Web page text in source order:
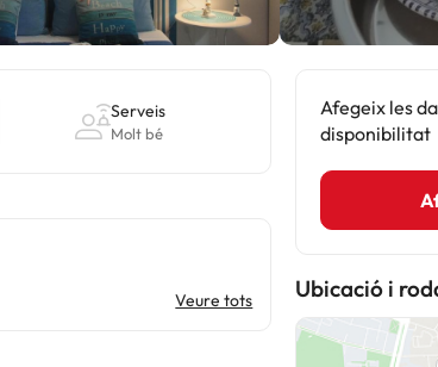
Serveis
Molt bé
Veure tots
Afegeix les
disponibilitat
Ubicació i